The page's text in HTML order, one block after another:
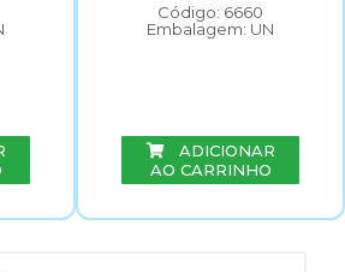
Código: 6660
Embalagem: UN
ADICIONAR
AO CARRINHO